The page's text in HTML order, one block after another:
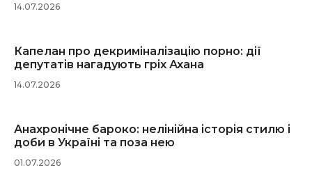
14.07.2026
Капелан про декриміналізацію порно: дії
депутатів нагадують гріх Ахана
14.07.2026
Анахронічне бароко: нелінійна історія стилю і
доби в Україні та поза нею
01.07.2026